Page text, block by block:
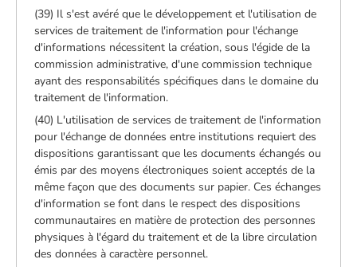
(39) Il s'est avéré que le développement et l'utilisation de
services de traitement de l'information pour l'échange
d'informations nécessitent la création, sous l'égide de la
commission administrative, d'une commission technique
ayant des responsabilités spécifiques dans le domaine du
traitement de l'information.
(40) L'utilisation de services de traitement de l'information
pour l'échange de données entre institutions requiert des
dispositions garantissant que les documents échangés ou
émis par des moyens électroniques soient acceptés de la
même façon que des documents sur papier. Ces échanges
d'information se font dans le respect des dispositions
communautaires en matière de protection des personnes
physiques à l'égard du traitement et de la libre circulation
des données à caractère personnel.